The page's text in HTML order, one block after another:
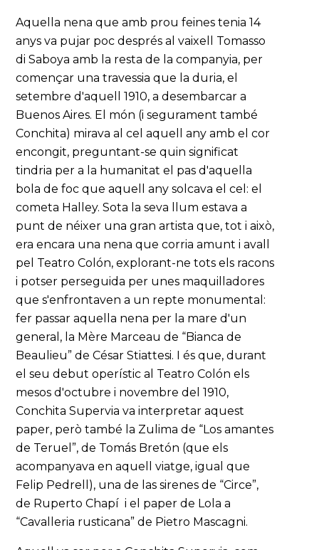
Aquella nena que amb prou feines tenia 14
anys va pujar poc després al vaixell Tomasso
di Saboya amb la resta de la companyia, per
començar una travessia que la duria, el
setembre d'aquell 1910, a desembarcar a
Buenos Aires. El món (i segurament també
Conchita) mirava al cel aquell any amb el cor
encongit, preguntant-se quin significat
tindria per a la humanitat el pas d'aquella
bola de foc que aquell any solcava el cel: el
cometa Halley. Sota la seva llum estava a
punt de néixer una gran artista que, tot i això,
era encara una nena que corria amunt i avall
pel Teatro Colón, explorant-ne tots els racons
i potser perseguida per unes maquilladores
que s'enfrontaven a un repte monumental:
fer passar aquella nena per la mare d'un
general, la Mère Marceau de “Bianca de
Beaulieu” de César Stiattesi. I és que, durant
el seu debut operístic al Teatro Colón els
mesos d'octubre i novembre del 1910,
Conchita Supervia va interpretar aquest
paper, però també la Zulima de “Los amantes
de Teruel”, de Tomás Bretón (que els
acompanyava en aquell viatge, igual que
Felip Pedrell), una de las sirenes de “Circe”,
de Ruperto Chapí i el paper de Lola a
“Cavalleria rusticana” de Pietro Mascagni.